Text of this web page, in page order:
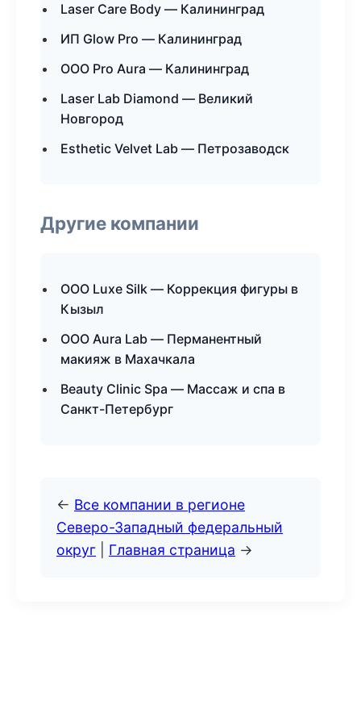
Laser Care Body — Калининград
ИП Glow Pro — Калининград
ООО Pro Aura — Калининград
Laser Lab Diamond — Великий
Новгород
Esthetic Velvet Lab — Петрозаводск
Другие компании
ООО Luxe Silk — Коррекция фигуры в
Кызыл
ООО Aura Lab — Перманентный
макияж в Махачкала
Beauty Clinic Spa — Массаж и спа в
Санкт-Петербург
← Все компании в регионе
Северо-Западный федеральный
округ
Главная страница →